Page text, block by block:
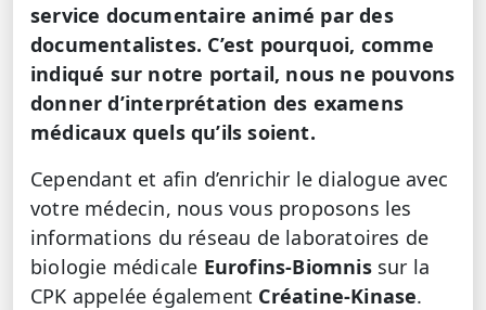
service documentaire animé par des
documentalistes. C’est pourquoi, comme
indiqué sur notre portail, nous ne pouvons
donner d’interprétation des examens
médicaux quels qu’ils soient.
Cependant et afin d’enrichir le dialogue avec
votre médecin, nous vous proposons les
informations du réseau de laboratoires de
biologie médicale Eurofins-Biomnissur la
CPK appelée également Créatine-Kinase.